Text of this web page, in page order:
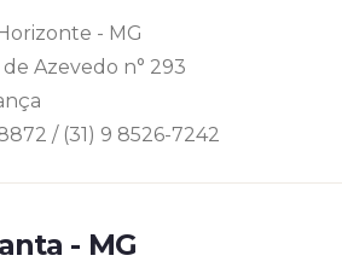
- MG
Azevedo n° 293
/ (31) 9 8526-7242
- MG